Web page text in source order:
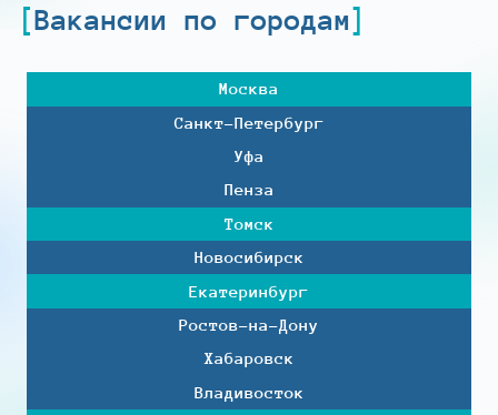
Вакансии по городам
Москва
Санкт-Петербург
Уфа
Пенза
Томск
Новосибирск
Екатеринбург
Ростов-на-Дону
Хабаровск
Владивосток